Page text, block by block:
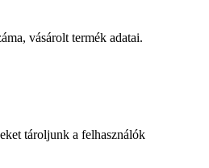
vásárolt termék adatai.
tároljunk a felhasználók